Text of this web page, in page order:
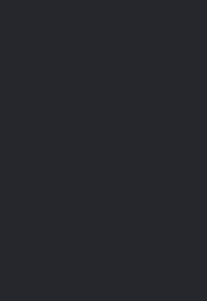
culturale